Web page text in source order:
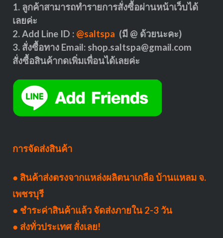
1. ลูกค้าสามารถทำรายการสั่งซื้อผ่านหน้าเว็บได้
เลยค่ะ
2. Add Line ID : @saltspa (มี @ ด้วยนะคะ)
3. สั่งซื้อทาง Email: shop.saltspa@gmail.com
สั่งซื้อสินค้ากดเพิ่มเพื่อนได้เลยค่ะ
การจัดส่งสินค้า
● สินค้าส่งตรงจากแหล่งผลิตนาเกลือ บ้านแหลม จ.
เพชรบุรี
● ชำระค่าสินค้าแล้ว จัดส่งภายใน 2-3 วัน
● ส่งทั่วประเทศ สั่งเลย!